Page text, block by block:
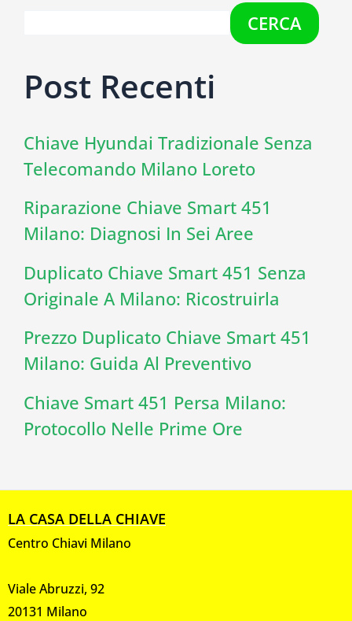
CERCA
Post Recenti
Chiave Hyundai Tradizionale Senza
Telecomando Milano Loreto
Riparazione Chiave Smart 451
Milano: Diagnosi In Sei Aree
Duplicato Chiave Smart 451 Senza
Originale A Milano: Ricostruirla
Prezzo Duplicato Chiave Smart 451
Milano: Guida Al Preventivo
Chiave Smart 451 Persa Milano:
Protocollo Nelle Prime Ore
LA CASA DELLA CHIAVE
Centro Chiavi Milano
Viale Abruzzi, 92
20131 Milano